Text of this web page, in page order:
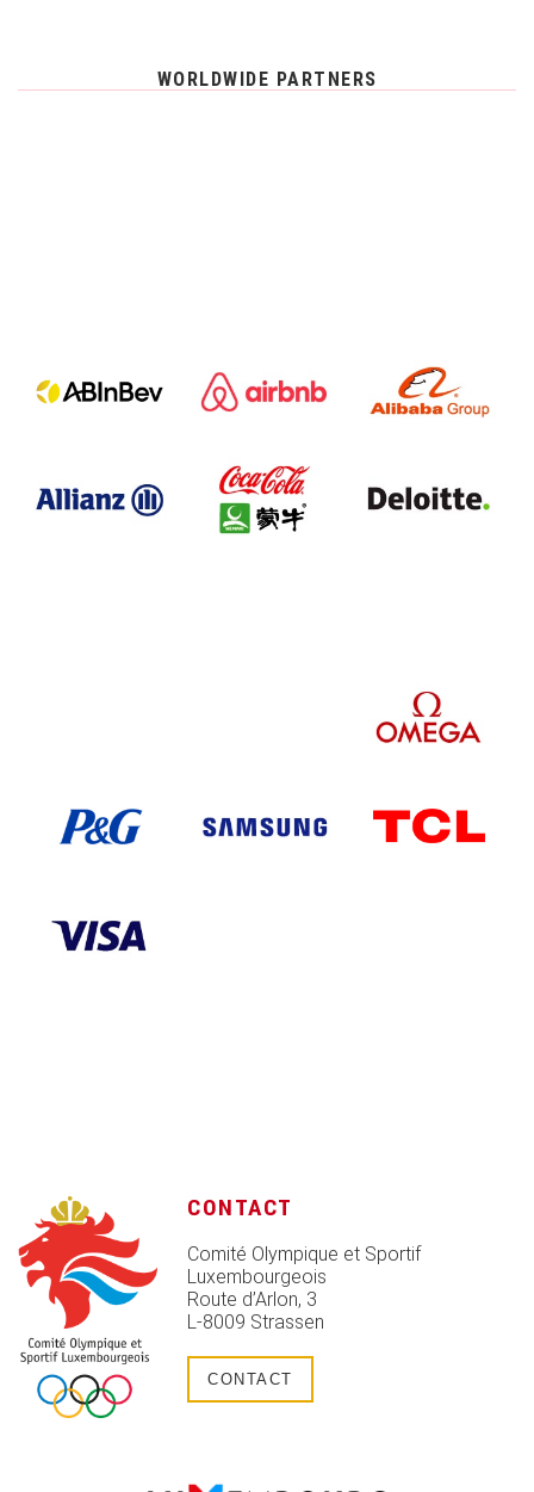
WORLDWIDE PARTNERS
CONTACT
Comité Olympique et Sportif
Luxembourgeois
Route d’Arlon, 3
L-8009 Strassen
CONTACT